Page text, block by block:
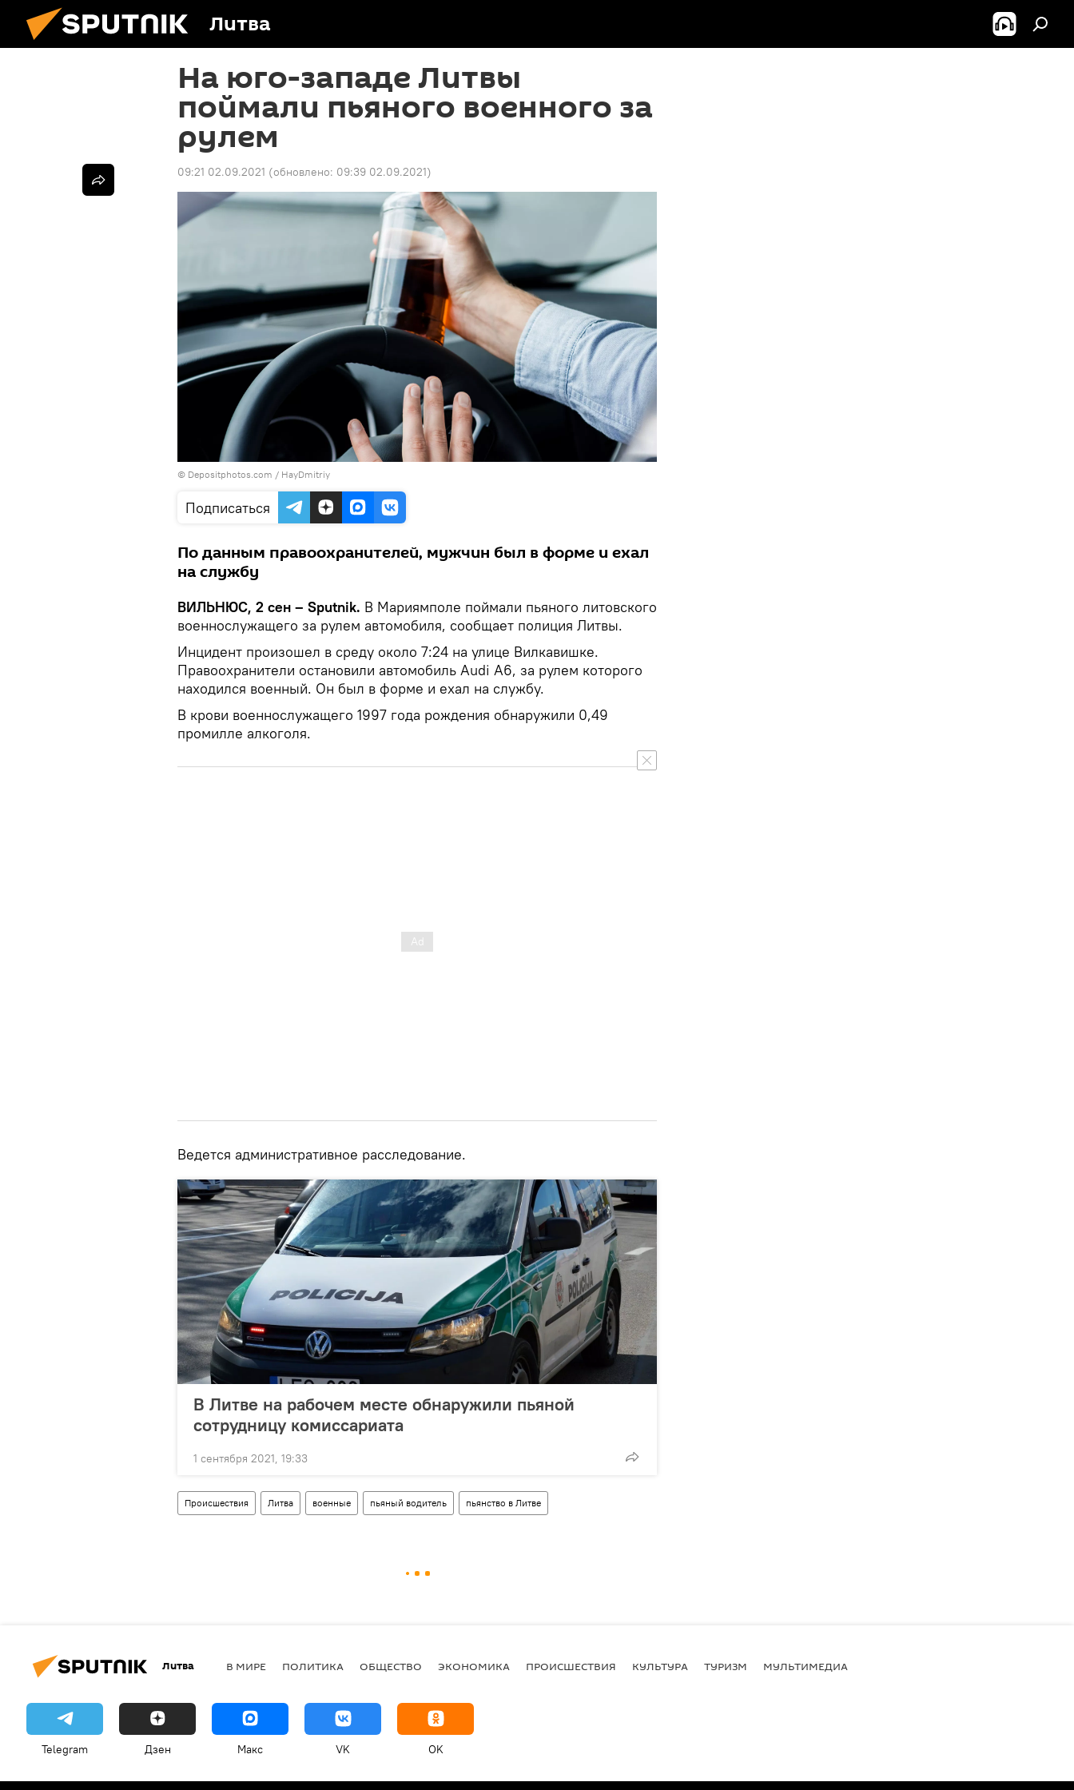
Литва
На юго-западе Литвы
поймали пьяного военного за
рулем
09:21 02.09.2021 (обновлено: 09:39 02.09.2021)
© Depositphotos.com / HayDmitriy
Подписаться
По данным правоохранителей, мужчин был в форме и ехал
на службу
ВИЛЬНЮС, 2 сен – Sputnik. В Мариямполе поймали пьяного литовского
военнослужащего за рулем автомобиля, сообщает полиция Литвы.
Инцидент произошел в среду около 7:24 на улице Вилкавишке.
Правоохранители остановили автомобиль Audi A6, за рулем которого
находился военный. Он был в форме и ехал на службу.
В крови военнослужащего 1997 года рождения обнаружили 0,49
промилле алкоголя.
Ведется административное расследование.
В Литве на рабочем месте обнаружили пьяной
сотрудницу комиссариата
1 сентября 2021, 19:33
Происшествия Литва военные пьяный водитель пьянство в Литве
Литва В МИРЕ ПОЛИТИКА ОБЩЕСТВО ЭКОНОМИКА ПРОИСШЕСТВИЯ КУЛЬТУРА ТУРИЗМ МУЛЬТИМЕДИА
Telegram Дзен Макс VK OK